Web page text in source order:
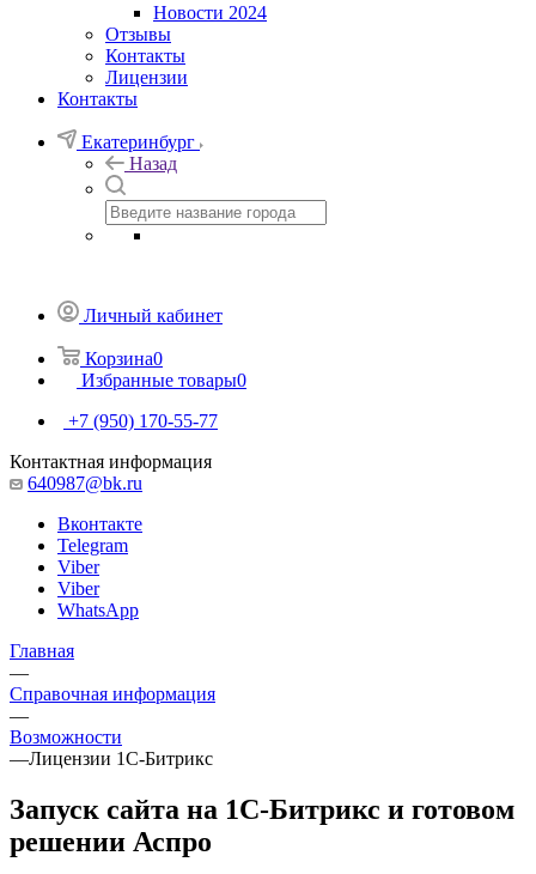
Новости 2024
Отзывы
Контакты
Лицензии
Контакты
Екатеринбург
Назад
Личный кабинет
Корзина0
Избранные товары0
+7 (950) 170-55-77
Контактная информация
640987@bk.ru
Вконтакте
Telegram
Viber
Viber
WhatsApp
Главная
—
Справочная информация
—
Возможности
—Лицензии 1С-Битрикс
Запуск сайта на 1С-Битрикс и готовом
решении Аспро